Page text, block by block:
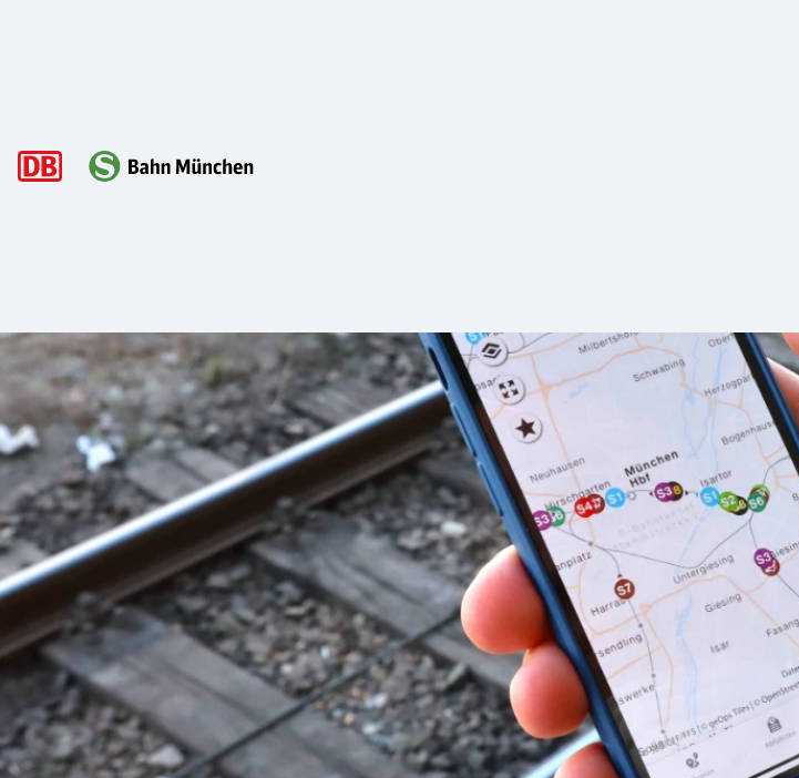
S-Bahn Livetracking mit der München Navigator App
Ein typischer Morgen: Hektik. Auf dem Weg zur S-Bahn. Noch eine Brezn' vom Bäcker? Oh